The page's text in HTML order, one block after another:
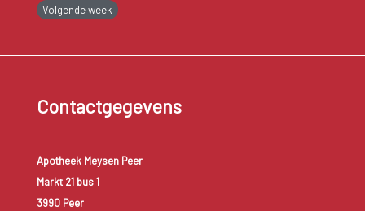
Volgende week
Contactgegevens
Apotheek Meysen Peer
Markt 21 bus 1
3990 Peer